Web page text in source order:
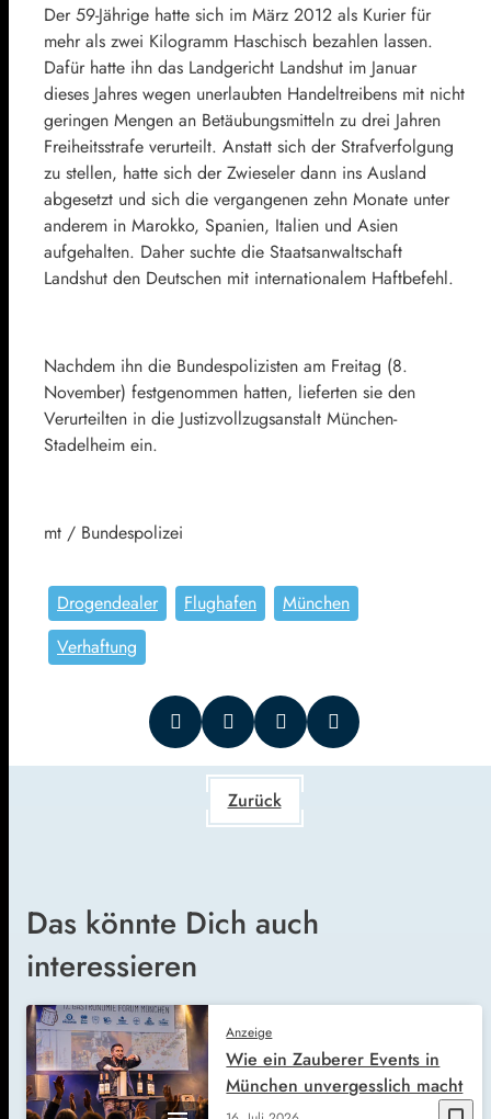
Der 59-Jährige hatte sich im März 2012 als Kurier für
mehr als zwei Kilogramm Haschisch bezahlen lassen.
Dafür hatte ihn das Landgericht Landshut im Januar
dieses Jahres wegen unerlaubten Handeltreibens mit nicht
geringen Mengen an Betäubungsmitteln zu drei Jahren
Freiheitsstrafe verurteilt. Anstatt sich der Strafverfolgung
zu stellen, hatte sich der Zwieseler dann ins Ausland
abgesetzt und sich die vergangenen zehn Monate unter
anderem in Marokko, Spanien, Italien und Asien
aufgehalten. Daher suchte die Staatsanwaltschaft
Landshut den Deutschen mit internationalem Haftbefehl.
Nachdem ihn die Bundespolizisten am Freitag (8.
November) festgenommen hatten, lieferten sie den
Verurteilten in die Justizvollzugsanstalt München-
Stadelheim ein.
mt / Bundespolizei
Drogendealer Flughafen
München
Verhaftung
Zurück
Das könnte Dich auch
interessieren
Anzeige
Wie ein Zauberer Events in
München unvergesslich macht